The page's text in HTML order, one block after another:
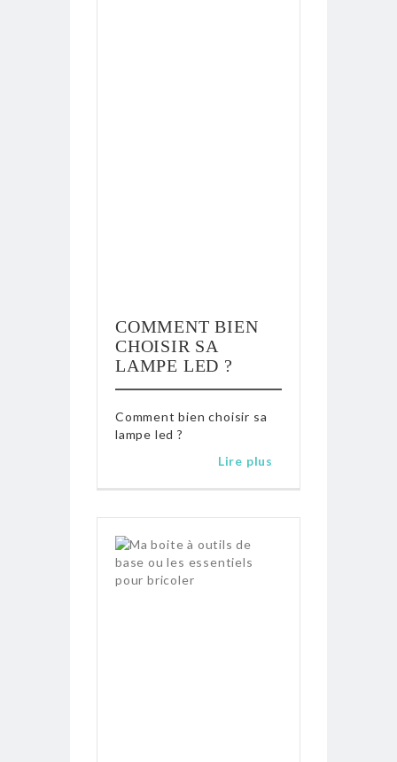
COMMENT BIEN
CHOISIR SA
LAMPE LED ?
Comment bien choisir sa
lampe led ?
Lire plus